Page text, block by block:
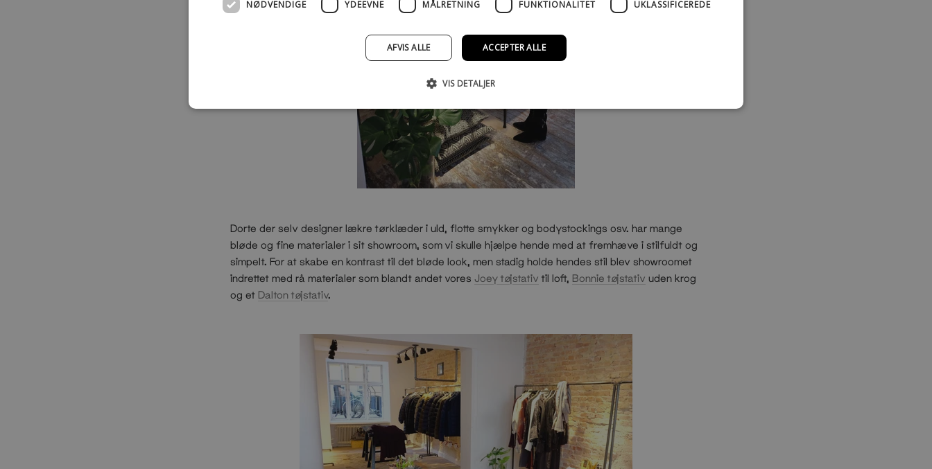
Dorte der selv designer lækre tørklæder i uld, flotte smykker og bodystockings osv. har mange
bløde og fine materialer i sit showroom, som vi skulle hjælpe hende med at fremhæve i stilfuldt og
simpelt. For at skabe en kontrast til det bløde look, men stadig holde hendes stil blev showroomet
indrettet med rå materialer som blandt andet vores Joey tøjstativ til loft, Bonnie tøjstativ uden krog
og et Dalton tøjstativ.
NØDVENDIGE YDEEVNE MÅLRETNING FUNKTIONALITET UKLASSIFICEREDE
ACCEPTER ALLE
AFVIS ALLE
VIS DETALJER